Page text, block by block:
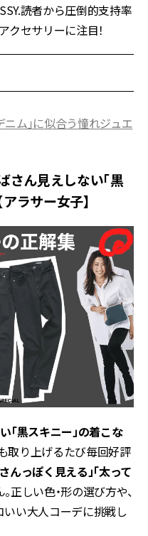
読者から圧倒的支持率
クセサリーに注目！
ニム」に似合う憧れジュエ
さん見えしない「黒
ラサー女子】
「黒スキニー」の着こな
取り上げるたび毎回好評
んっぽく見える」「太って
正しい色・形の選び方や、
いい大人コーデに挑戦し